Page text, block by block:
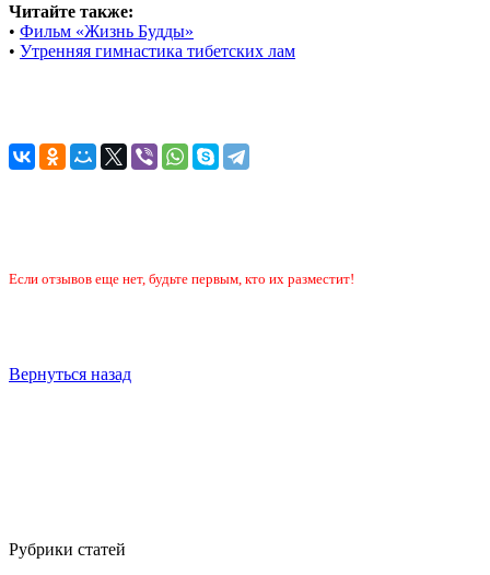
Читайте также:
• Фильм «Жизнь Будды»
• Утренняя гимнастика тибетских лам
Если отзывов еще нет, будьте первым, кто их разместит!
Вернуться назад
Рубрики статей